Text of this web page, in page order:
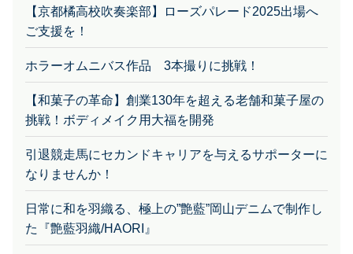
【京都橘高校吹奏楽部】ローズパレード2025出場へ
ご支援を！
ホラーオムニバス作品 3本撮りに挑戦！
【和菓子の革命】創業130年を超える老舗和菓子屋の
挑戦！ボディメイク用大福を開発
引退競走馬にセカンドキャリアを与えるサポーターに
なりませんか！
日常に和を羽織る、極上の”艶藍”岡山デニムで制作し
た『艶藍羽織/HAORI』